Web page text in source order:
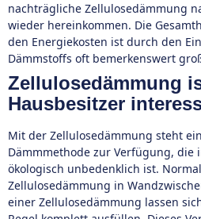
nachträgliche Zellulosedämmung
wieder hereinkommen. Die
den Energiekosten ist durch den
Dämmstoffs oft bemerkenswert
Zellulosedämmung
Hausbesitzer
Mit der Zellulosedämmung steht
Dämmmethode zur Verfügung, die
ökologisch unbedenklich ist.
Zellulosedämmung in
einer Zellulosedämmung lassen